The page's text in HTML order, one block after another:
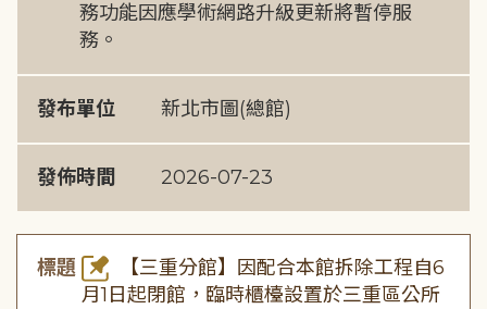
務功能因應學術網路升級更新將暫停服
務。
發布單位 新北市圖(總館)
發佈時間 2026-07-23
標題
【三重分館】因配合本館拆除工程自6
月1日起閉館，臨時櫃檯設置於三重區公所